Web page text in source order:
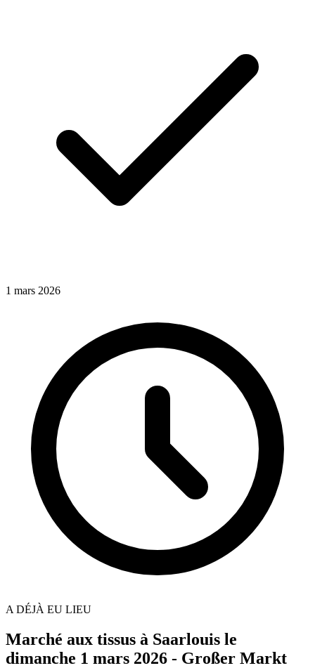
1 mars 2026
A DÉJÀ EU LIEU
Marché aux tissus à Saarlouis le
dimanche 1 mars 2026 - Großer Markt